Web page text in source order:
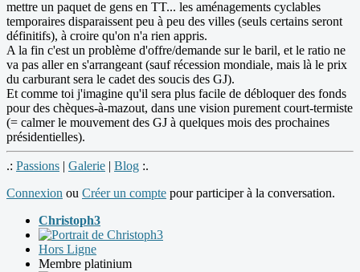
mettre un paquet de gens en TT... les aménagements cyclables
temporaires disparaissent peu à peu des villes (seuls certains seront
définitifs), à croire qu'on n'a rien appris.
A la fin c'est un problème d'offre/demande sur le baril, et le ratio ne
va pas aller en s'arrangeant (sauf récession mondiale, mais là le prix
du carburant sera le cadet des soucis des GJ).
Et comme toi j'imagine qu'il sera plus facile de débloquer des fonds
pour des chèques-à-mazout, dans une vision purement court-termiste
(= calmer le mouvement des GJ à quelques mois des prochaines
présidentielles).
.: Passions | Galerie | Blog :.
Connexion ou Créer un compte pour participer à la conversation.
Christoph3
Hors Ligne
Membre platinium